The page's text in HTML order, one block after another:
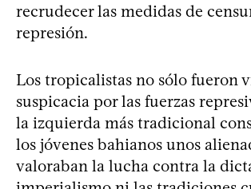
recrudecer las medidas de
represión.
Los tropicalistas no sólo fueron
suspicacia por las fuerzas
la izquierda más tradicional
los jóvenes bahianos unos
valoraban la lucha contra la